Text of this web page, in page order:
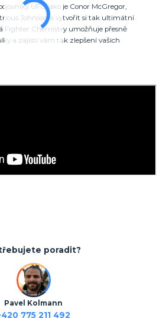
UFC jako je Conor McGregor,
Johnson a vytvořit si tak ultimátní
Fighter Chemistry umožňuje přesně
a zajistí vám tak zlepšení vašich
poradit?
Pavel Kolmann
775 211 492